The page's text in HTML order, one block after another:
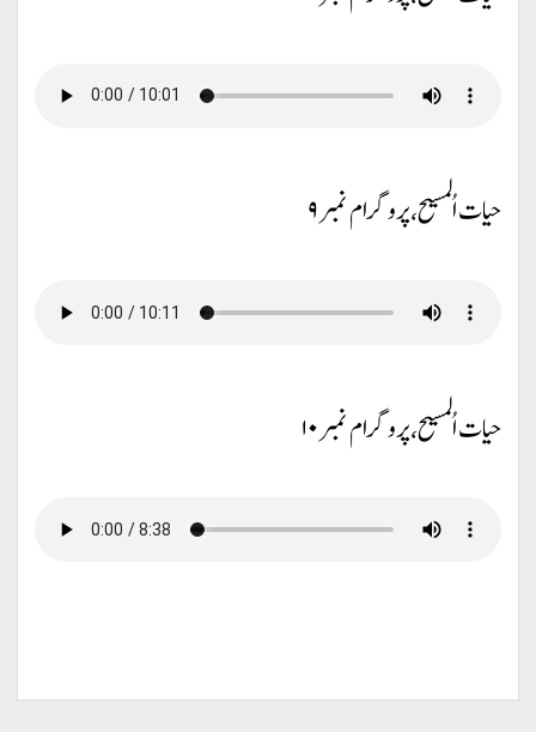
حیات اُلمسیح، پروگرام نمبر ۹
حیات اُلمسیح، پروگرام نمبر ۱۰